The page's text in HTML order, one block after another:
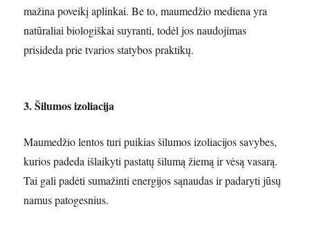
mažina poveikį aplinkai. Be to, maumedžio mediena yra
natūraliai biologiškai suyranti, todėl jos naudojimas
prisideda prie tvarios statybos praktikų.
3. Šilumos izoliacija
Maumedžio lentos turi puikias šilumos izoliacijos savybes,
kurios padeda išlaikyti pastatų šilumą žiemą ir vėsą vasarą.
Tai gali padėti sumažinti energijos sąnaudas ir padaryti jūsų
namus patogesnius.